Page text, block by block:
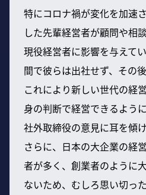
特にコロナ禍が変化を加速
した先輩経営者が顧問や相
現役経営者に影響を与えて
間で彼らは出社せず、その
これにより新しい世代の経
身の判断で経営できるよう
社外取締役の意見に耳を傾
さらに、日本の大企業の経
者が多く、創業者のように
ないため、むしろ思い切っ